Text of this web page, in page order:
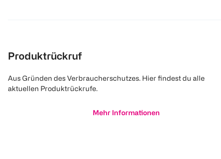
Produktrückruf
Aus Gründen des Verbraucherschutzes. Hier findest du alle
aktuellen Produktrückrufe.
Mehr Informationen